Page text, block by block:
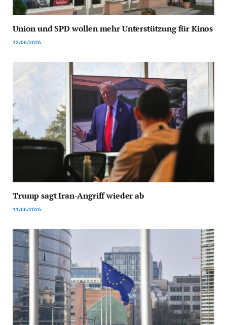
Union und SPD wollen mehr Unterstützung für Kinos
12/06/2026
Trump sagt Iran-Angriff wieder ab
11/06/2026